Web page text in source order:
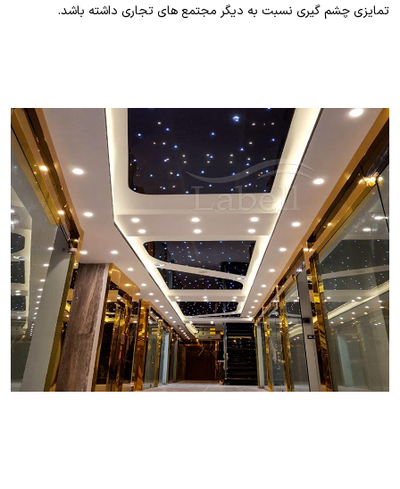
تمایزی چشم گیری نسبت به دیگر مجتمع های تجاری داشته باشد.